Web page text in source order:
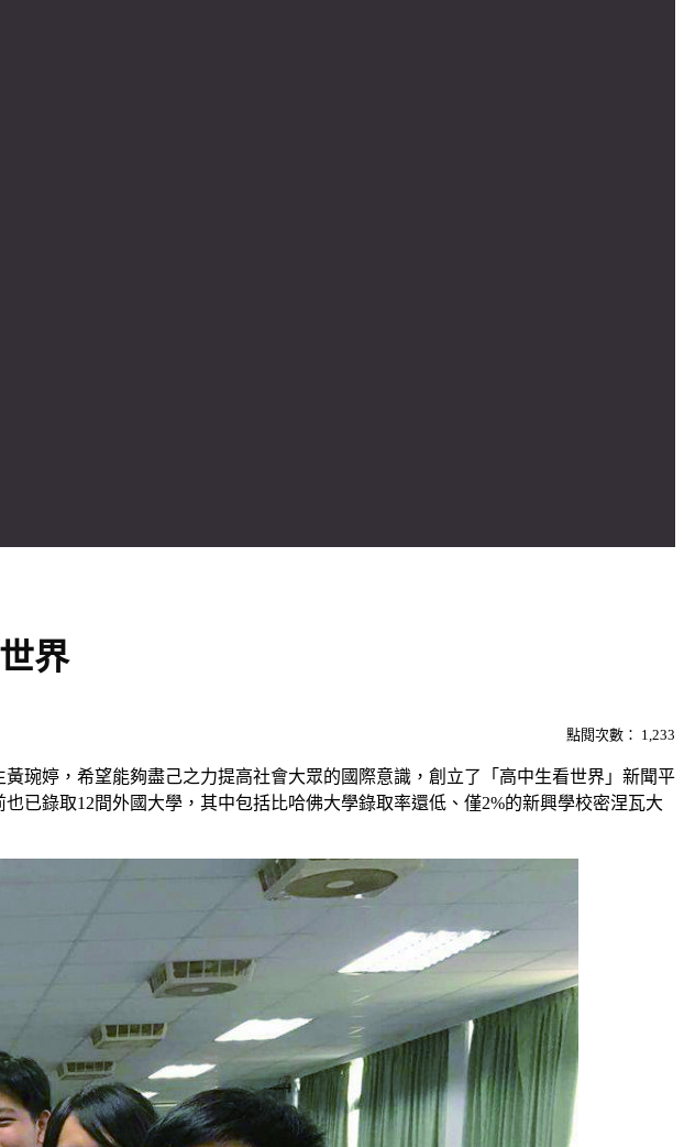
界
點閱次數： 1,233
琬婷，希望能夠盡己之力提高社會大眾的國際意識，創立了「高中生看世界」新聞平
已錄取12間外國大學，其中包括比哈佛大學錄取率還低、僅2%的新興學校密涅瓦大